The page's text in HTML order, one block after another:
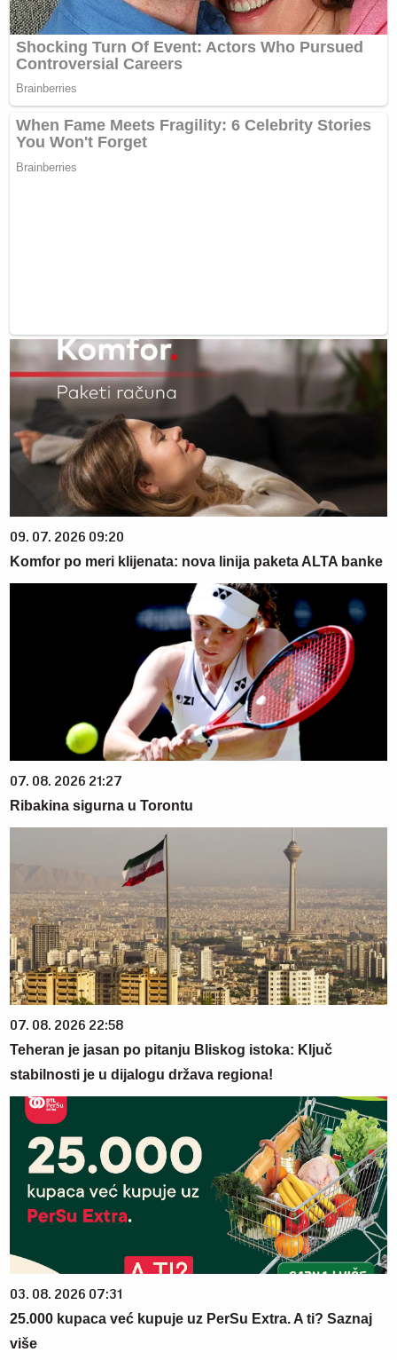
09. 07. 2026 09:20
Komfor po meri klijenata: nova linija paketa ALTA banke
07. 08. 2026 21:27
Ribakina sigurna u Torontu
07. 08. 2026 22:58
Teheran je jasan po pitanju Bliskog istoka: Ključ
stabilnosti je u dijalogu država regiona!
03. 08. 2026 07:31
25.000 kupaca već kupuje uz PerSu Extra. A ti? Saznaj
više